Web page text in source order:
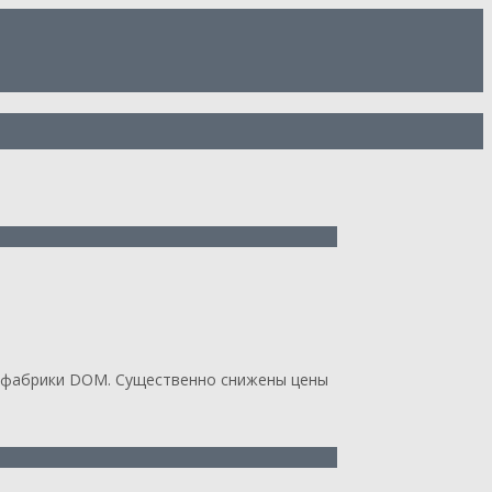
DOM. Существенно снижены цены